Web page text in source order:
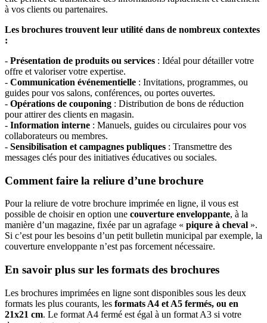
à vos clients ou partenaires.
Les brochures trouvent leur utilité dans de nombreux contextes
:
- Présentation de produits ou services : Idéal pour détailler votre
offre et valoriser votre expertise.
- Communication événementielle : Invitations, programmes, ou
guides pour vos salons, conférences, ou portes ouvertes.
- Opérations de couponing : Distribution de bons de réduction
pour attirer des clients en magasin.
- Information interne : Manuels, guides ou circulaires pour vos
collaborateurs ou membres.
- Sensibilisation et campagnes publiques : Transmettre des
messages clés pour des initiatives éducatives ou sociales.
Comment faire la reliure d’une brochure
Pour la reliure de votre brochure imprimée en ligne, il vous est
possible de choisir en option une couverture enveloppante, à la
manière d’un magazine, fixée par un agrafage « piqure à cheval ».
Si c’est pour les besoins d’un petit bulletin municipal par exemple, la
couverture enveloppante n’est pas forcement nécessaire.
En savoir plus sur les formats des brochures
Les brochures imprimées en ligne sont disponibles sous les deux
formats les plus courants, les formats A4 et A5 fermés, ou en
21x21 cm. Le format A4 fermé est égal à un format A3 si votre